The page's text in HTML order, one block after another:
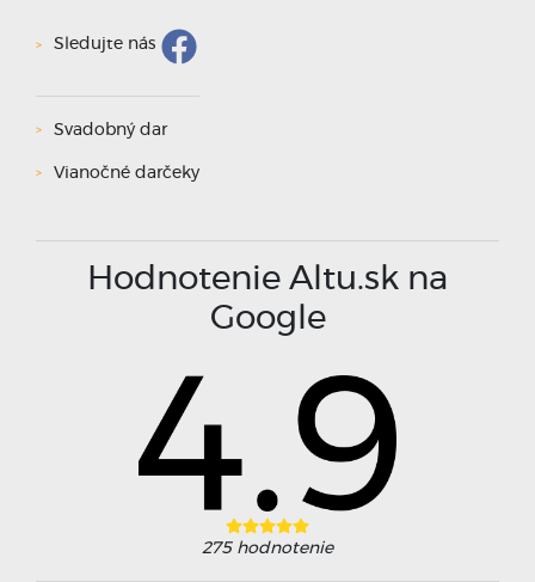
Sledujte nás
Svadobný dar
Vianočné darčeky
Hodnotenie Altu.sk na
Google
275 hodnotenie